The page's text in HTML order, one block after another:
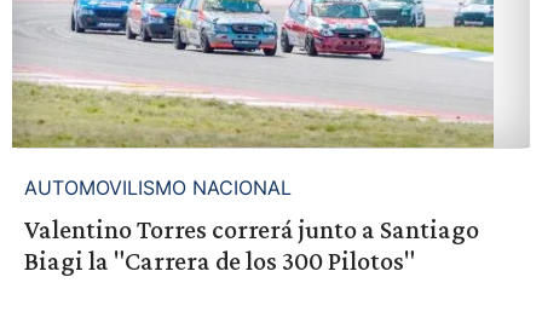
AUTOMOVILISMO NACIONAL
Valentino Torres correrá junto a Santiago
Biagi la "Carrera de los 300 Pilotos"